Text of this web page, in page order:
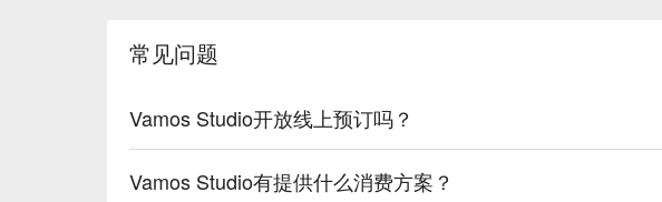
常见问题
Vamos Studio开放线上预订吗？
Vamos Studio有提供什么消费方案？